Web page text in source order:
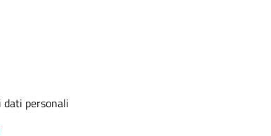
dati personali